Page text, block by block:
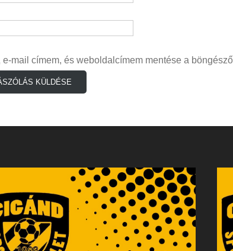
e-mail címem, és weboldalcímem mentése a